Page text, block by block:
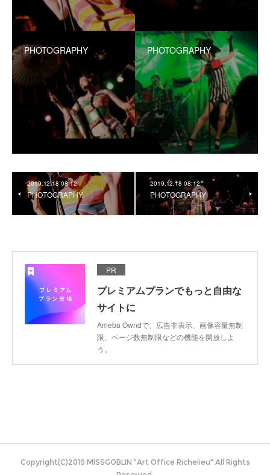
PHOTOGRAPHY PHOTOGRAPHY
2019.12.18 08:12
PHOTOGRAPHY
2019.12.18 08:12
PHOTOGRAPHY
PR
プレミアムプランでもっと自由な
サイトに
Ameba Owndで、広告非表示、画像容量無制
限、ページ数無制限などの機能を開放しよ
う。
Copyright(C)2019 MISSGOBLIN "Art Office Richelieu" All Rights